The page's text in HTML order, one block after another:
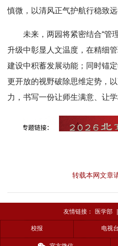
慎微，以清风正气护航行稳致远
未来，两园将紧密结合“管
升级中彰显人文温度，在精细
建设中积蓄发展动能；同时锚
更开放的视野破除思维定势，
力，书写一份让师生满意、让
转载本网文章
友情链接： 医学部 |
校报 电视台